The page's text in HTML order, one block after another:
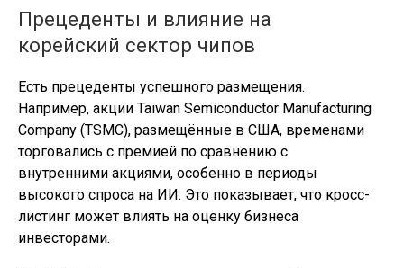
Прецеденты и влияние на
корейский сектор чипов
Есть прецеденты успешного размещения.
Например, акции Taiwan Semiconductor Manufacturing
Company (TSMC), размещённые в США, временами
торговались с премией по сравнению с
внутренними акциями, особенно в периоды
высокого спроса на ИИ. Это показывает, что кросс-
листинг может влиять на оценку бизнеса
инвесторами.